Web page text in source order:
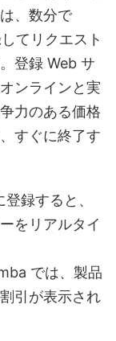
、数分で
てリクエスト
登録 Web サ
ンラインと実
力のある価格
すぐに終了す
録すると、
をリアルタイ
では、製品
引が表示され